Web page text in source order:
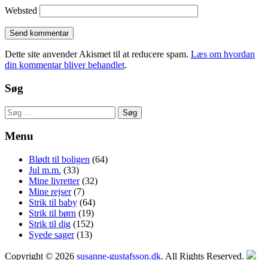
Websted
Dette site anvender Akismet til at reducere spam. Læs om hvordan
din kommentar bliver behandlet.
Søg
Søg
efter:
Menu
Blødt til boligen (64)
Jul m.m. (33)
Mine livretter(32)
Mine rejser(7)
Strik til baby (64)
Strik til børn (19)
Strik til dig (152)
Syede sager(13)
Copyright © 2026 susanne-gustafsson.dk. All Rights Reserved.